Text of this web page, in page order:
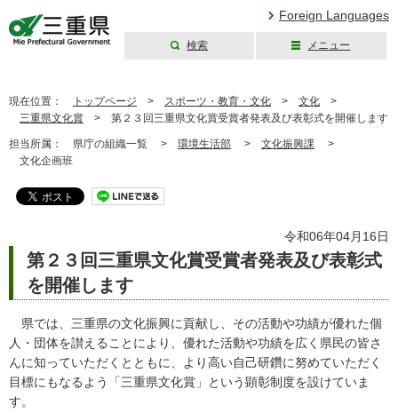
Foreign Languages
検索 メニュー
現在位置： トップページ > スポーツ・教育・文化 > 文化 >
三重県文化賞 > 第２３回三重県文化賞受賞者発表及び表彰式を開催します
担当所属： 県庁の組織一覧 > 環境生活部 > 文化振興課 >
文化企画班
令和06年04月16日
第２３回三重県文化賞受賞者発表及び表彰式
を開催します
県では、三重県の文化振興に貢献し、その活動や功績が優れた個
人・団体を讃えることにより、優れた活動や功績を広く県民の皆さ
んに知っていただくとともに、より高い自己研鑽に努めていただく
目標にもなるよう「三重県文化賞」という顕彰制度を設けていま
す。